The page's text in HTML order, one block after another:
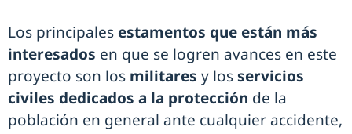
Los principales estamentos que están más
interesados en que se logren avances en este
proyecto son los militares y losservicios
civiles dedicados a la protección de la
población en general ante cualquier accidente,